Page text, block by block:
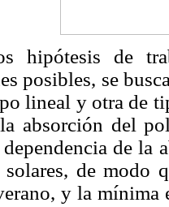
hipótesis de
posibles, se
lineal y otra de
absorción del
dependencia de la
de modo
y la